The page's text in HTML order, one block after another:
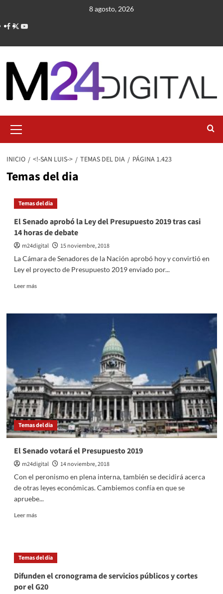
contenido
8 agosto, 2026
primario
INICIO <!-SAN LUIS-> TEMAS DEL DIA PÁGINA 1.423
Temas del dia
Temas del dia
El Senado aprobó la Ley del Presupuesto 2019 tras casi
14 horas de debate
m24digital
15 noviembre, 2018
La Cámara de Senadores de la Nación aprobó hoy y convirtió en
Ley el proyecto de Presupuesto 2019 enviado por...
Leer másLeer
El
Presupuesto
2019
tras
casi
14
horas
de
debate
Temas del dia
El Senado votará el Presupuesto 2019
m24digital
14 noviembre, 2018
Con el peronismo en plena interna, también se decidirá acerca
de otras leyes económicas. Cambiemos confía en que se
apruebe...
Leer másLeer
Senado
votará
Presupuesto
2019
Temas del dia
Difunden el cronograma de servicios públicos y cortes
por el G20